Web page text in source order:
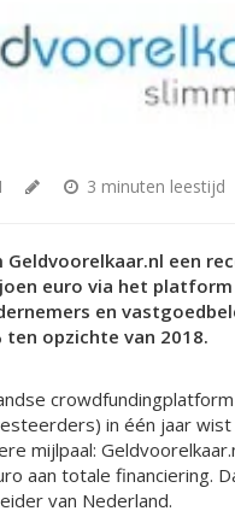
3 minuten leestijd
een
euro via het
en
ten opzichte van 2018.
in één jaar
mijlpaal:
aan totale financiering.
van Nederland.